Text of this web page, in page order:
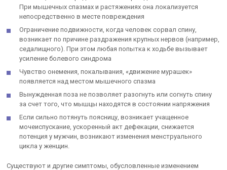
При мышечных спазмах и растяжениях она локализуется
непосредственно в месте повреждения
Ограничение подвижности, когда человек сорвал спину,
возникает по причине раздражения крупных нервов (например,
седалищного). При этом любая попытка к ходьбе вызывает
усиление болевого синдрома
Чувство онемения, покалывания, «движение мурашек»
появляется над местом мышечного спазма
Вынужденная поза не позволяет разогнуть или согнуть спину
за счет того, что мышцы находятся в состоянии напряжения
Если сильно потянуть поясницу, возникает учащенное
мочеиспускание, ускоренный акт дефекации, снижается
потенция у мужчин, возникают изменения менструального
цикла у женщин.
Существуют и другие симптомы, обусловленные изменением